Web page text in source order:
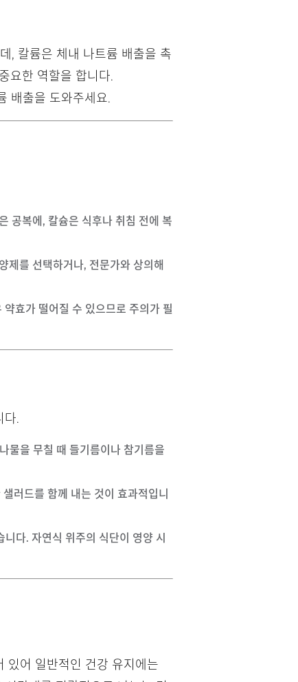
, 칼륨은 체내 나트륨 배출을 촉
요한 역할을 합니다.
배출을 도와주세요.
공복에, 칼슘은 식후나 취침 전에 복
제를 선택하거나, 전문가와 상의해
효가 떨어질 수 있으므로 주의가 필
다.
물을 무칠 때 들기름이나 참기름을
러드를 함께 내는 것이 효과적입니
다. 자연식 위주의 식단이 영양 시
있어 일반적인 건강 유지에는